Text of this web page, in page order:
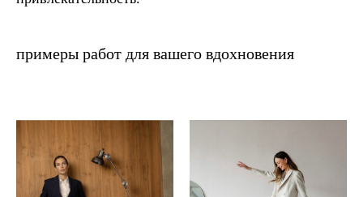
примеры работ для вашего вдохновения